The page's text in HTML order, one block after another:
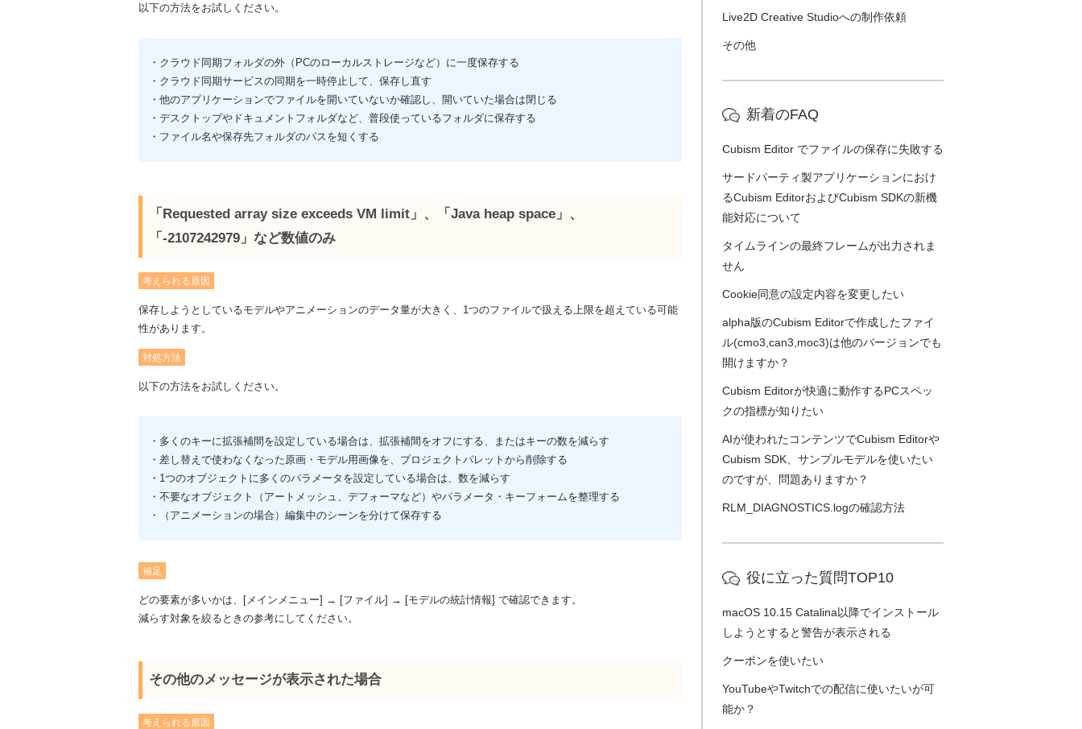
以下の方法をお試しください。
・クラウド同期フォルダの外（PCのローカルストレージなど）に一度保存する
・クラウド同期サービスの同期を一時停止して、保存し直す
・他のアプリケーションでファイルを開いていないか確認し、開いていた場合は閉じる
・デスクトップやドキュメントフォルダなど、普段使っているフォルダに保存する
・ファイル名や保存先フォルダのパスを短くする
「Requested array size exceeds VM limit」、「Java heap space」、
「-2107242979」など数値のみ
考えられる原因
保存しようとしているモデルやアニメーションのデータ量が大きく、1つのファイルで扱える上限を超えている可能
性があります。
対処方法
以下の方法をお試しください。
・多くのキーに拡張補間を設定している場合は、拡張補間をオフにする、またはキーの数を減らす
・差し替えで使わなくなった原画・モデル用画像を、プロジェクトパレットから削除する
・1つのオブジェクトに多くのパラメータを設定している場合は、数を減らす
・不要なオブジェクト（アートメッシュ、デフォーマなど）やパラメータ・キーフォームを整理する
・（アニメーションの場合）編集中のシーンを分けて保存する
補足
どの要素が多いかは、[メインメニュー] → [ファイル] → [モデルの統計情報] で確認できます。
減らす対象を絞るときの参考にしてください。
その他のメッセージが表示された場合
考えられる原因
Live2D Creative Studioへの制作依頼
その他
新着のFAQ
Cubism Editor でファイルの保存に失敗する
サードパーティ製アプリケーションにおけ
るCubism EditorおよびCubism SDKの新機
能対応について
タイムラインの最終フレームが出力されま
せん
Cookie同意の設定内容を変更したい
alpha版のCubism Editorで作成したファイ
ル(cmo3,can3,moc3)は他のバージョンでも
開けますか？
Cubism Editorが快適に動作するPCスペッ
クの指標が知りたい
AIが使われたコンテンツでCubism Editorや
Cubism SDK、サンプルモデルを使いたい
のですが、問題ありますか？
RLM_DIAGNOSTICS.logの確認方法
役に立った質問TOP10
macOS 10.15 Catalina以降でインストール
しようとすると警告が表示される
クーポンを使いたい
YouTubeやTwitchでの配信に使いたいが可
能か？